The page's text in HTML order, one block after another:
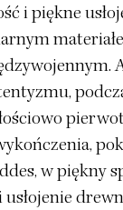
i piękne
w piękny